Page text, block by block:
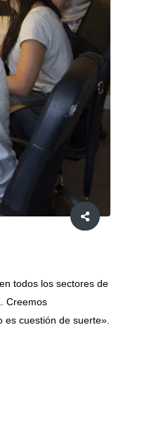
todos los sectores de
Creemos
cuestión de suerte».